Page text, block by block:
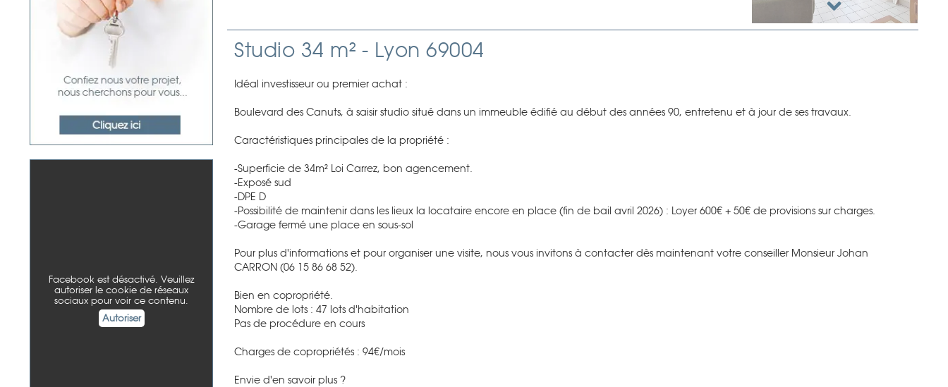
Facebook est désactivé. Veuillez
autoriser le cookie de réseaux
sociaux pour voir ce contenu.
Autoriser
Studio 34 m² - Lyon 69004
Idéal investisseur ou premier achat :
Boulevard des Canuts, à saisir studio situé dans un immeuble édifié au début des années 90, entretenu et à jour de ses travaux.
Caractéristiques principales de la propriété :
-Superficie de 34m² Loi Carrez, bon agencement.
-Exposé sud
-DPE D
-Possibilité de maintenir dans les lieux la locataire encore en place (fin de bail avril 2026) : Loyer 600€ + 50€ de provisions sur charges.
-Garage fermé une place en sous-sol
Pour plus d'informations et pour organiser une visite, nous vous invitons à contacter dès maintenant votre conseiller Monsieur Johan
CARRON (06 15 86 68 52).
Bien en copropriété.
Nombre de lots : 47 lots d'habitation
Pas de procédure en cours
Charges de copropriétés : 94€/mois
Envie d'en savoir plus ?